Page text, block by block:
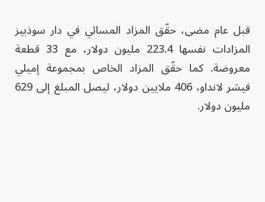
قبل عام مضى، حقّق المزاد المسائي في دار سوذبيز
المزادات نفسها 223.4 مليون دولار، مع 33 قطعة
معروضة. كما حقّق المزاد الخاص بمجموعة إميلي
فيشر لانداو، 406 ملايين دولار، ليصل المبلغ إلى 629
مليون دولار.